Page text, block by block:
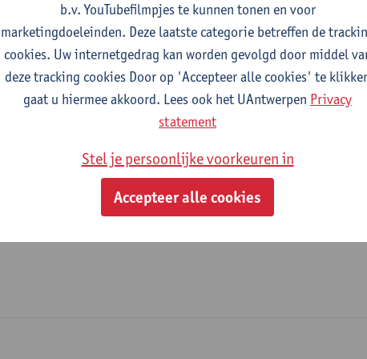
Oracle Financials
Statuut & functies
Admin. & techn. personeel
b.v. YouTubefilmpjes te kunnen tonen en voor
marketingdoeleinden. Deze laatste categorie betreffen de
cookies. Uw internetgedrag kan worden gevolgd door middel
deze tracking cookies Door op 'Accepteer alle cookies' te
gaat u hiermee akkoord. Lees ook het UAntwerpen Privacy
statement
Stel je persoonlijke voorkeuren in
Accepteer alle cookies